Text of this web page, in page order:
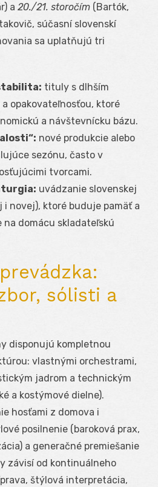
a 20./21. storočím (Bartók,
súčasní slovenskí
sa uplatňujú tri
tituly s dlhším
opakovateľnosťou, ktoré
a návštevnícku bázu.
nové produkcie alebo
sezónu, často v
tvorcami.
uvádzanie slovenskej
i novej), ktoré buduje pamäť a
na domácu skladateľskú
sólisti a
disponujú kompletnou
vlastnými orchestrami,
jadrom a technickým
a kostýmové dielne).
hosťami z domova i
posilnenie (baroková prax,
a generačné premiešanie
závisí od kontinuálneho
štýlová interpretácia,